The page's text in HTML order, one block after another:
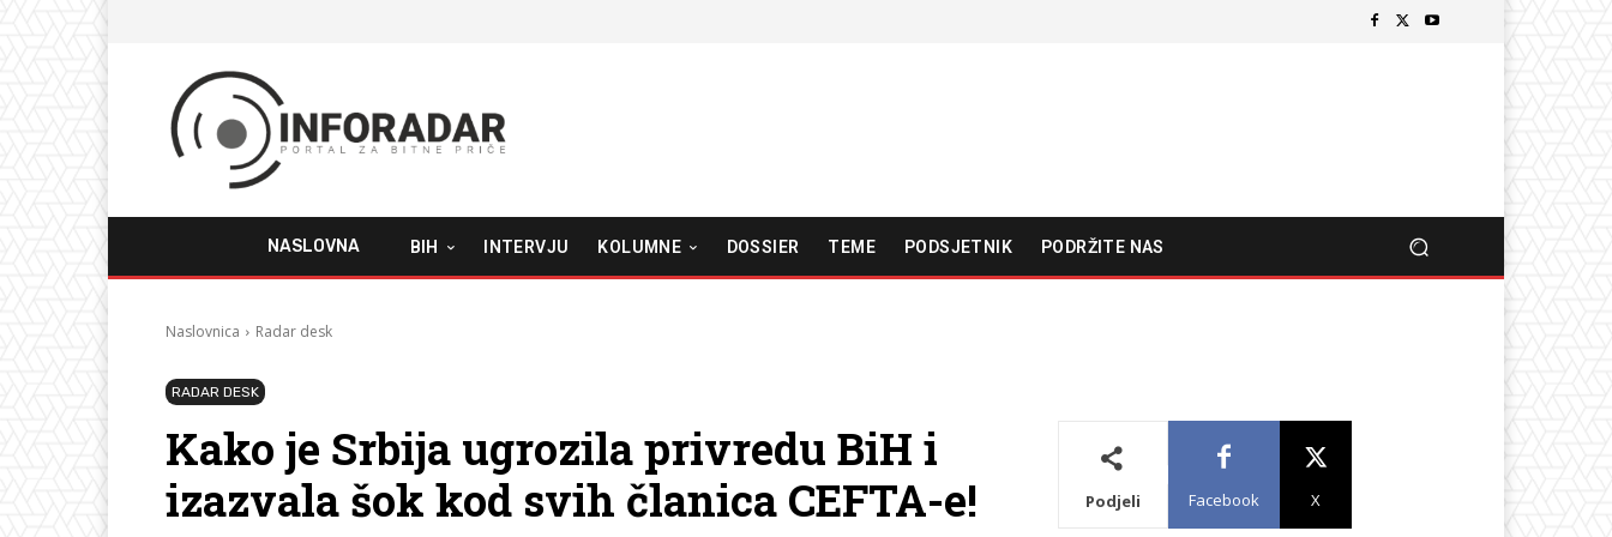
NASLOVNA BIH INTERVJU KOLUMNE DOSSIER TEME PODSJETNIK PODRŽITE NAS
Naslovnica Radar desk
RADAR DESK
Kako je Srbija ugrozila privredu BiH i
izazvala šok kod svih članica CEFTA-e!
Podjeli Facebook X